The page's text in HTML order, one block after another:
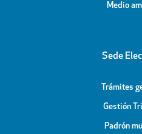
Medio
Sede
Trámites
Gestión
Padrón